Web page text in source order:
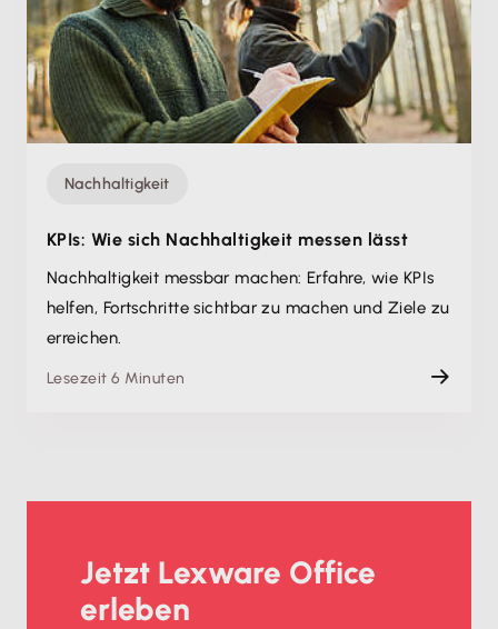
Nachhaltigkeit
KPIs: Wie sich Nachhaltigkeit messen lässt
Nachhaltigkeit messbar machen: Erfahre, wie KPIs
helfen, Fortschritte sichtbar zu machen und Ziele zu
erreichen.
Lesezeit 6 Minuten
Jetzt Lexware Office
erleben